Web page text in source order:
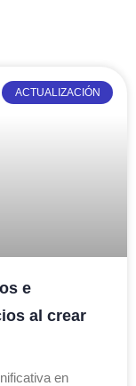
ACTUALIZACIÓN
e
al crear
en